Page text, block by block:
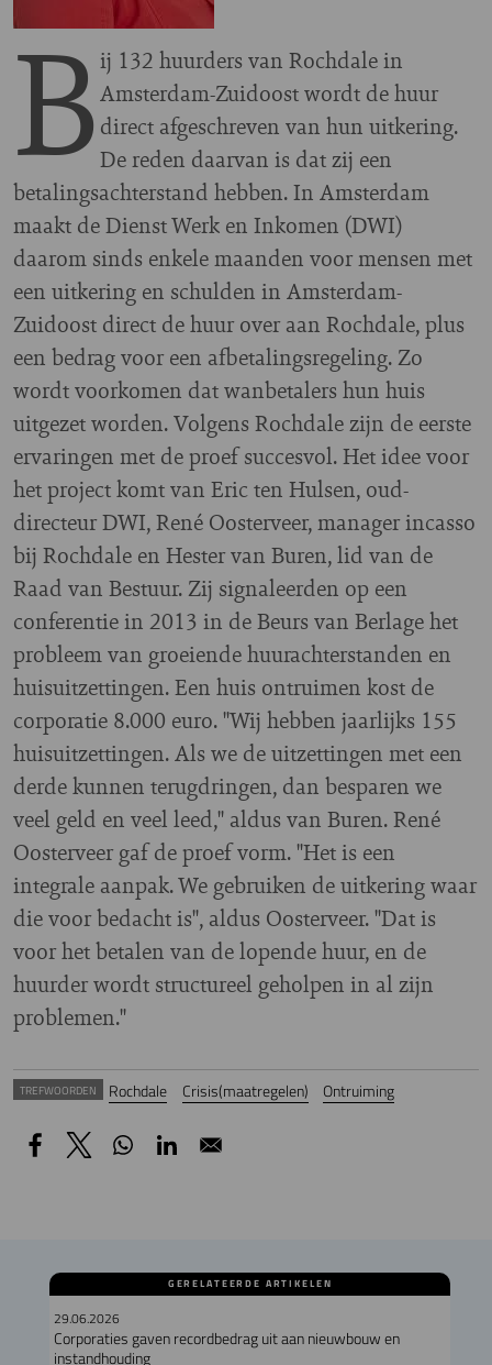
B ij 132 huurders van Rochdale in
Amsterdam-Zuidoost wordt de huur
direct afgeschreven van hun uitkering.
De reden daarvan is dat zij een
betalingsachterstand hebben. In Amsterdam
maakt de Dienst Werk en Inkomen (DWI)
daarom sinds enkele maanden voor mensen met
een uitkering en schulden in Amsterdam-
Zuidoost direct de huur over aan Rochdale, plus
een bedrag voor een afbetalingsregeling. Zo
wordt voorkomen dat wanbetalers hun huis
uitgezet worden. Volgens Rochdale zijn de eerste
ervaringen met de proef succesvol. Het idee voor
het project komt van Eric ten Hulsen, oud-
directeur DWI, René Oosterveer, manager incasso
bij Rochdale en Hester van Buren, lid van de
Raad van Bestuur. Zij signaleerden op een
conferentie in 2013 in de Beurs van Berlage het
probleem van groeiende huurachterstanden en
huisuitzettingen. Een huis ontruimen kost de
corporatie 8.000 euro. "Wij hebben jaarlijks 155
huisuitzettingen. Als we de uitzettingen met een
derde kunnen terugdringen, dan besparen we
veel geld en veel leed," aldus van Buren. René
Oosterveer gaf de proef vorm. "Het is een
integrale aanpak. We gebruiken de uitkering waar
die voor bedacht is", aldus Oosterveer. "Dat is
voor het betalen van de lopende huur, en de
huurder wordt structureel geholpen in al zijn
problemen."
TREFWOORDEN Rochdale Crisis(maatregelen) Ontruiming
GERELATEERDE ARTIKELEN
29.06.2026
Corporaties gaven recordbedrag uit aan nieuwbouw en
instandhouding